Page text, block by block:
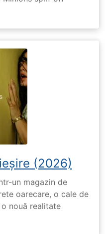
(2026)
un magazin de
oarecare, o cale de
nouă realitate